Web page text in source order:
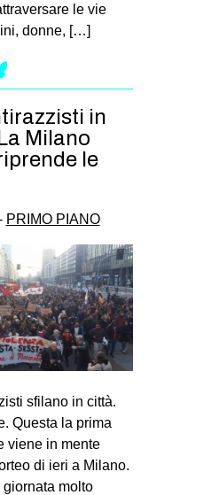
le vie
donne, […]
in
Milano
le
PRIMO PIANO
sfilano in città.
Questa la prima
viene in mente
di ieri a Milano.
molto